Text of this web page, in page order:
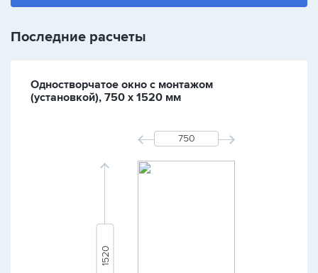
Последние расчеты
Одностворчатое окно с монтажом
(установкой), 750 х 1520 мм